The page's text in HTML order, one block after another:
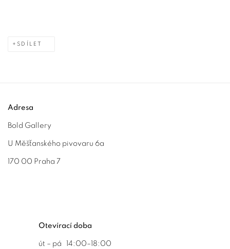
SDÍLET
Adresa
Bold Gallery
U Měšťanského pivovaru 6a
170 00 Praha 7
Otevírací doba
út – pá 14:00–18:00